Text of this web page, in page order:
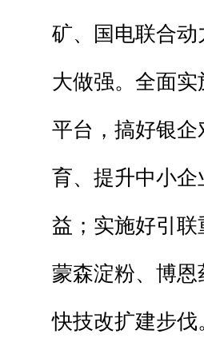
矿、国电联合
大做强。全面
平台，搞好银
育、提升中小
益；实施好引
蒙森淀粉、博
快技改扩建步